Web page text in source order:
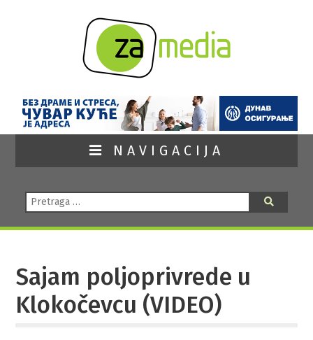
NAVIGACIJA
Pretraga:
Sajam poljoprivrede u
Klokočevcu (VIDEO)